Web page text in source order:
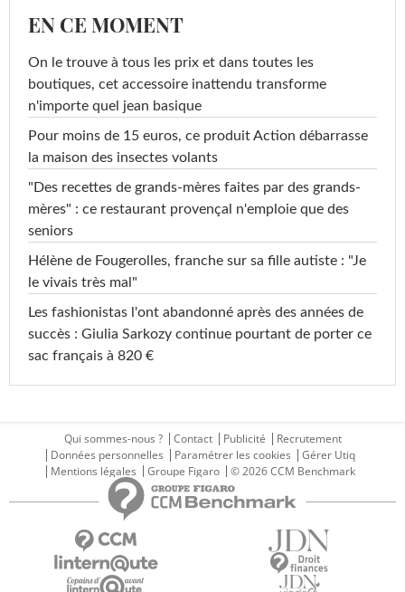
EN CE MOMENT
On le trouve à tous les prix et dans toutes les
boutiques, cet accessoire inattendu transforme
n'importe quel jean basique
Pour moins de 15 euros, ce produit Action débarrasse
la maison des insectes volants
"Des recettes de grands-mères faites par des grands-
mères" : ce restaurant provençal n'emploie que des
seniors
Hélène de Fougerolles, franche sur sa fille autiste : "Je
le vivais très mal"
Les fashionistas l'ont abandonné après des années de
succès : Giulia Sarkozy continue pourtant de porter ce
sac français à 820 €
Qui sommes-nous ? Contact Publicité
Recrutement
Données personnelles
Paramétrer les cookies
Gérer Utiq
Mentions légales
Groupe Figaro © 2026 CCM Benchmark